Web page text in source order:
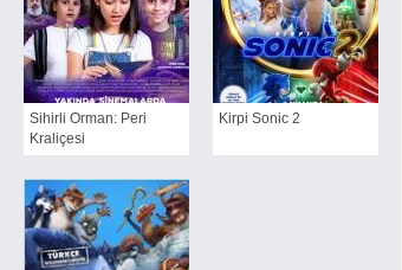
Sihirli Orman: Peri
Kraliçesi
Kirpi Sonic 2